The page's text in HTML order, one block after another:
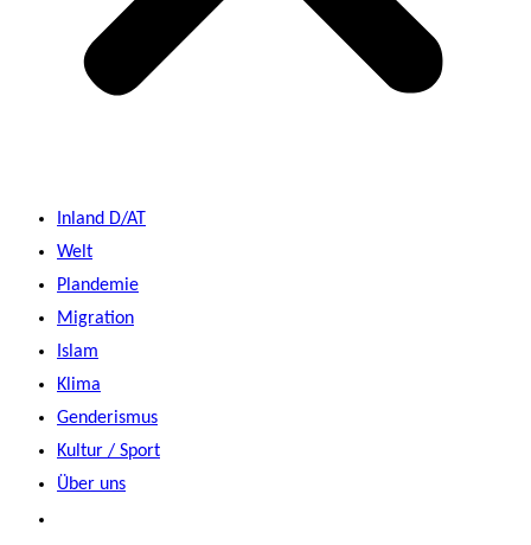
Inland D/AT
Welt
Plandemie
Migration
Islam
Klima
Genderismus
Kultur / Sport
Über uns